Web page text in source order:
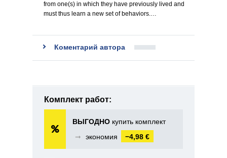
from one(s) in which they have previously lived and
must thus learn a new set of behaviors.…
Коментарий автора
Комплект работ:
ВЫГОДНО купить комплект
➞
экономия −4,98 €